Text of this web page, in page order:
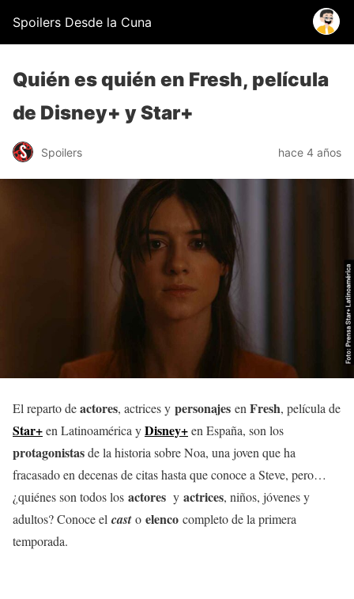
Spoilers Desde la Cuna
Quién es quién en Fresh, película
de Disney+ y Star+
Spoilers hace 4 años
El reparto deactores, actrices y personajes en Fresh, película de
Star+en Latinoamérica yDisney+en España, son los
protagonistasde la historia sobre Noa, una joven que ha
fracasado en decenas de citas hasta que conoce a Steve, pero…
¿quiénes son todos los actores y actrices, niños, jóvenes y
adultos? Conoce el casto elenco completo de la primera
temporada.